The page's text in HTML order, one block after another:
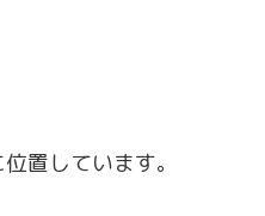
置しています。